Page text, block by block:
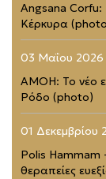
Angsana Corfu:
Κέρκυρα
03 Μαΐου 2026
AMOH: Το νέο
Ρόδο (photo)
01 Δεκεμβρίου
Polis Hammam
θεραπείες